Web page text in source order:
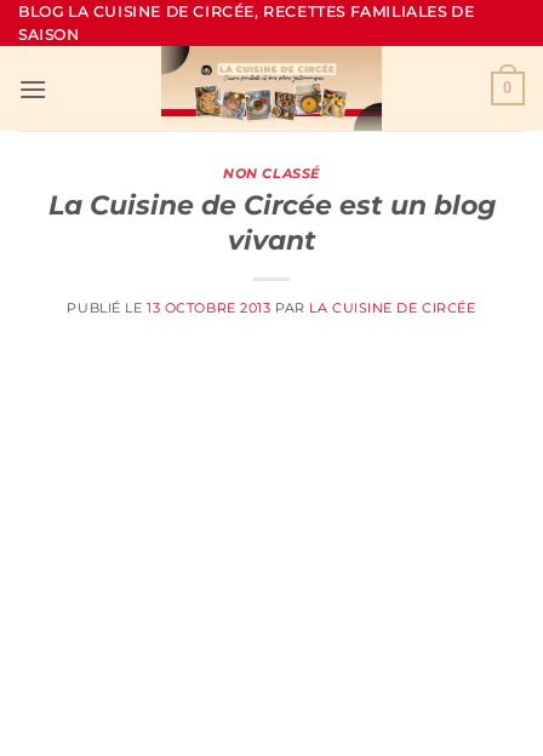
Passer
au
BLOG LA CUISINE DE CIRCÉE, RECETTES FAMILIALES DE
SAISON
0
NON CLASSÉ
La Cuisine de Circée est un blog
vivant
PUBLIÉ LE13 OCTOBRE 2013 PAR LA CUISINE DE CIRCÉE